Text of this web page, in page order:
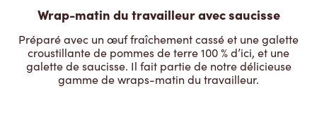
Wrap-matin du travailleur avec saucisse
Préparé avec un œuf fraîchement cassé et une galette
croustillante de pommes de terre 100 % d’ici, et une
galette de saucisse. Il fait partie de notre délicieuse
gamme de wraps-matin du travailleur.